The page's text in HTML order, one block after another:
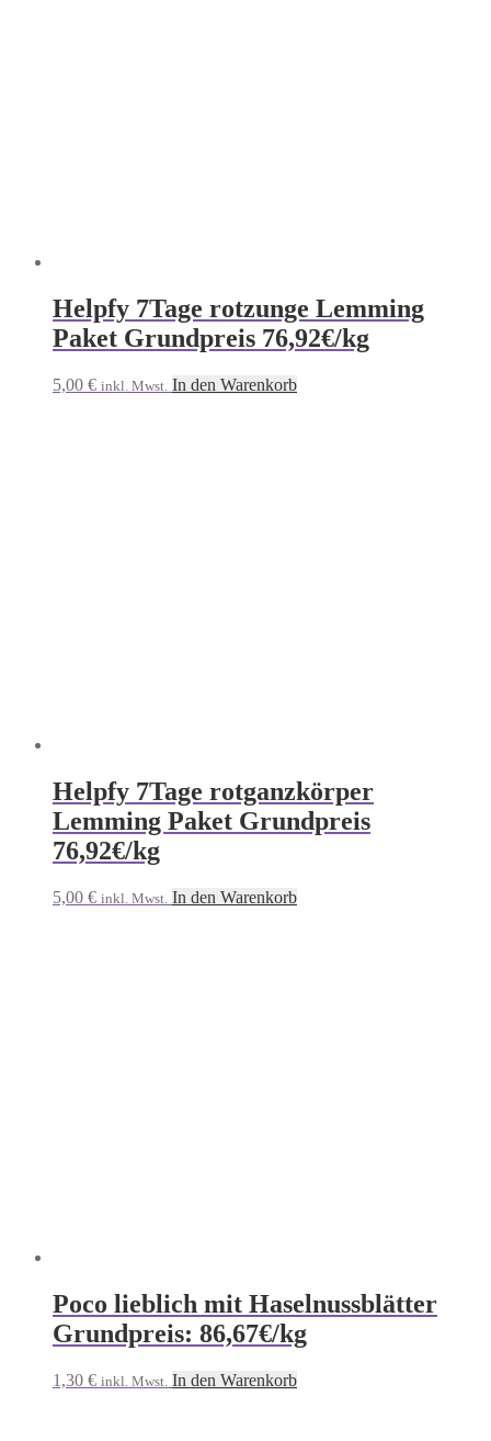
Helpfy 7Tage rotzunge Lemming
Paket Grundpreis 76,92€/kg
5,00 € inkl. Mwst. In den Warenkorb
Helpfy 7Tage rotganzkörper
Lemming Paket Grundpreis
76,92€/kg
5,00 € inkl. Mwst. In den Warenkorb
Poco lieblich mit Haselnussblätter
Grundpreis: 86,67€/kg
1,30 € inkl. Mwst. In den Warenkorb